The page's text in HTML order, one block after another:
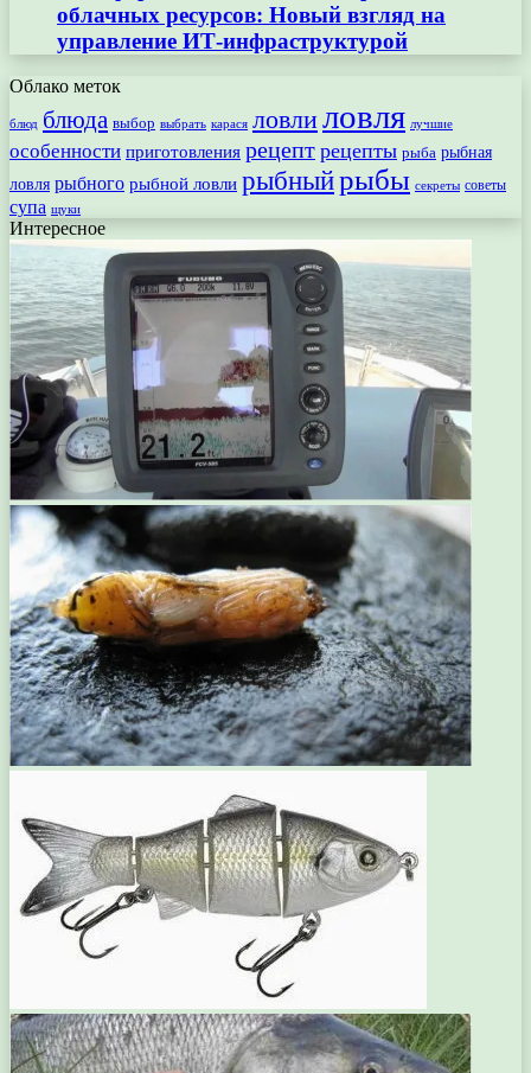
облачных ресурсов: Новый взгляд на
управление ИТ-инфраструктурой
Облако меток
блюд блюда выбор выбрать карася ловлиловля лучшие
особенности приготовления рецепт рецепты рыба рыбная
ловля рыбного рыбной ловли рыбныйрыбы секреты советы
супа щуки
Интересное